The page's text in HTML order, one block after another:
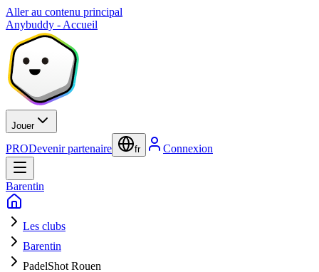
Aller au contenu principal
Anybuddy - Accueil
Jouer
PRODevenir partenaire fr Connexion
Barentin
Les clubs
Barentin
PadelShot Rouen